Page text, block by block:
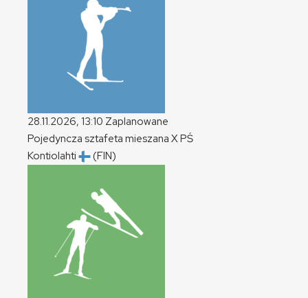
28.11.2026, 13:10 Zaplanowane
Pojedyncza sztafeta mieszana XPŚ
Kontiolahti
(FIN)